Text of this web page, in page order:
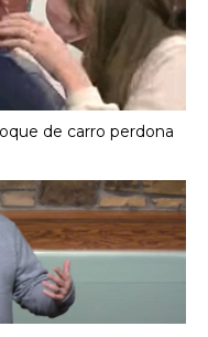
de carro perdona